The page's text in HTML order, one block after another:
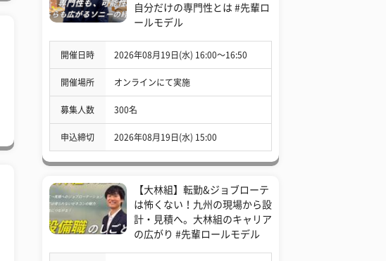
自分だけの専門性とは #先輩ロ
ールモデル
開催日時 2026年08月19日(水) 16:00〜16:50
開催場所 オンラインにて実施
募集人数 300名
申込締切 2026年08月19日(水) 15:00
【大林組】転勤&ジョブローテ
は怖くない！九州の現場から設
計・見積へ。大林組のキャリア
の広がり #先輩ロールモデル